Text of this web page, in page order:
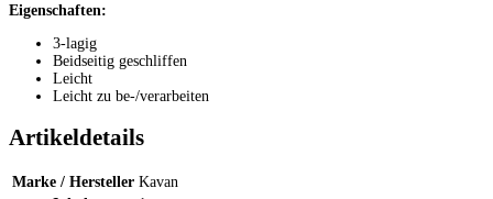
Eigenschaften:
3-lagig
Beidseitig geschliffen
Leicht
Leicht zu be-/verarbeiten
Artikeldetails
Marke / Hersteller Kavan